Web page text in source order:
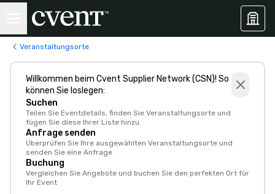
Veranstaltungsorte
Willkommen beim Cvent Supplier Network (CSN)! So
können Sie loslegen:
Suchen
Teilen Sie Eventdetails, finden Sie Veranstaltungsorte und
fügen Sie diese Ihrer Liste hinzu.
Anfrage senden
Überprüfen Sie Ihre ausgewählten Veranstaltungsorte und
senden Sie eine Anfrage
Buchung
Vergleichen Sie Angebote und buchen Sie den perfekten Ort für
Ihr Event